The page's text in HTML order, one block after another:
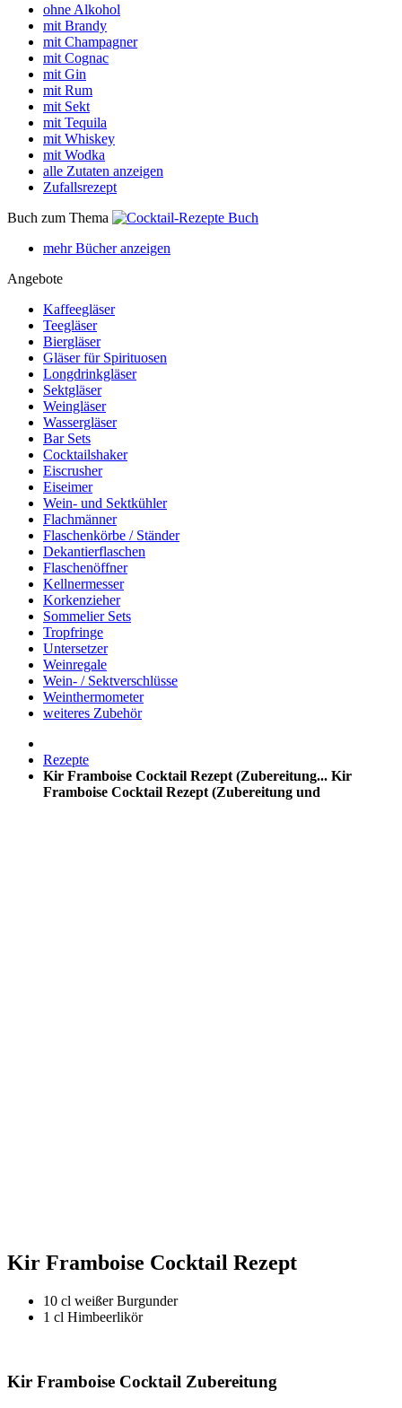
ohne Alkohol
mit Brandy
mit Champagner
mit Cognac
mit Gin
mit Rum
mit Sekt
mit Tequila
mit Whiskey
mit Wodka
alle Zutaten anzeigen
Zufallsrezept
Buch zum Thema
mehr Bücher anzeigen
Angebote
Kaffeegläser
Teegläser
Biergläser
Gläser für Spirituosen
Longdrinkgläser
Sektgläser
Weingläser
Wassergläser
Bar Sets
Cocktailshaker
Eiscrusher
Eiseimer
Wein- und Sektkühler
Flachmänner
Flaschenkörbe / Ständer
Dekantierflaschen
Flaschenöffner
Kellnermesser
Korkenzieher
Sommelier Sets
Tropfringe
Untersetzer
Weinregale
Wein- / Sektverschlüsse
Weinthermometer
weiteres Zubehör
Rezepte
Kir Framboise Cocktail Rezept (Zubereitung... Kir
Framboise Cocktail Rezept (Zubereitung und
Kir Framboise Cocktail Rezept
10 cl weißer Burgunder
1 cl Himbeerlikör
Kir Framboise Cocktail Zubereitung